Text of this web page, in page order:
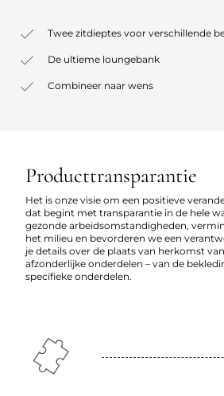
Twee zitdieptes voor verschillende
De ultieme loungebank
Combineer naar wens
Producttransparantie
Het is onze visie om een positieve
dat begint met transparantie in de hele
gezonde arbeidsomstandigheden,
het milieu en bevorderen we een
je details over de plaats van herkomst
afzonderlijke onderdelen – van de
specifieke onderdelen.